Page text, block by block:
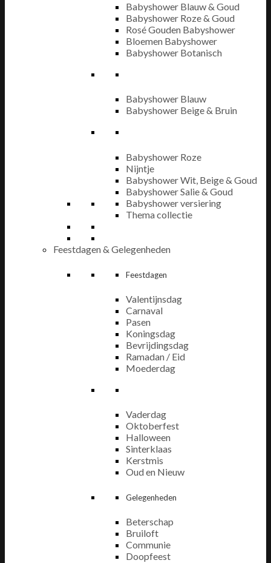
Babyshower Blauw & Goud
Babyshower Roze & Goud
Rosé Gouden Babyshower
Bloemen Babyshower
Babyshower Botanisch
Babyshower Blauw
Babyshower Beige & Bruin
Babyshower Roze
Nijntje
Babyshower Wit, Beige & Goud
Babyshower Salie & Goud
Babyshower versiering
Thema collectie
Feestdagen & Gelegenheden
Feestdagen
Valentijnsdag
Carnaval
Pasen
Koningsdag
Bevrijdingsdag
Ramadan / Eid
Moederdag
Vaderdag
Oktoberfest
Halloween
Sinterklaas
Kerstmis
Oud en Nieuw
Gelegenheden
Beterschap
Bruiloft
Communie
Doopfeest